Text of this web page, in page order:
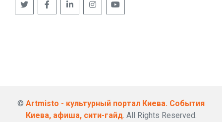
© Artmisto - культурный портал Киева. События
Киева, афиша, сити-гайд. All Rights Reserved.